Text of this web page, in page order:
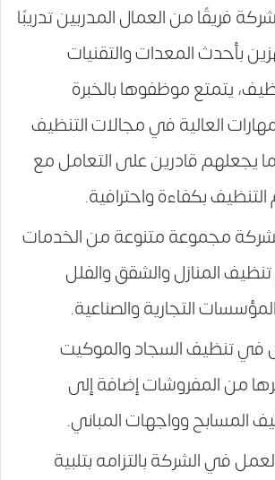
فريقًا من العمال المدربين تدريبًا
بأحدث المعدات والتقنيات
يتمتع موظفوها بالخبرة
العالية في مجالات التنظيف
يجعلهم قادرين على التعامل مع
بكفاءة واحترافية.
مجموعة متنوعة من الخدمات
المنازل والشقق والفلل
التجارية والصناعية.
تنظيف السجاد والموكيت
من المفروشات إضافة إلى
المسابح وواجهات المباني.
في الشركة بالتزامه بتلبية